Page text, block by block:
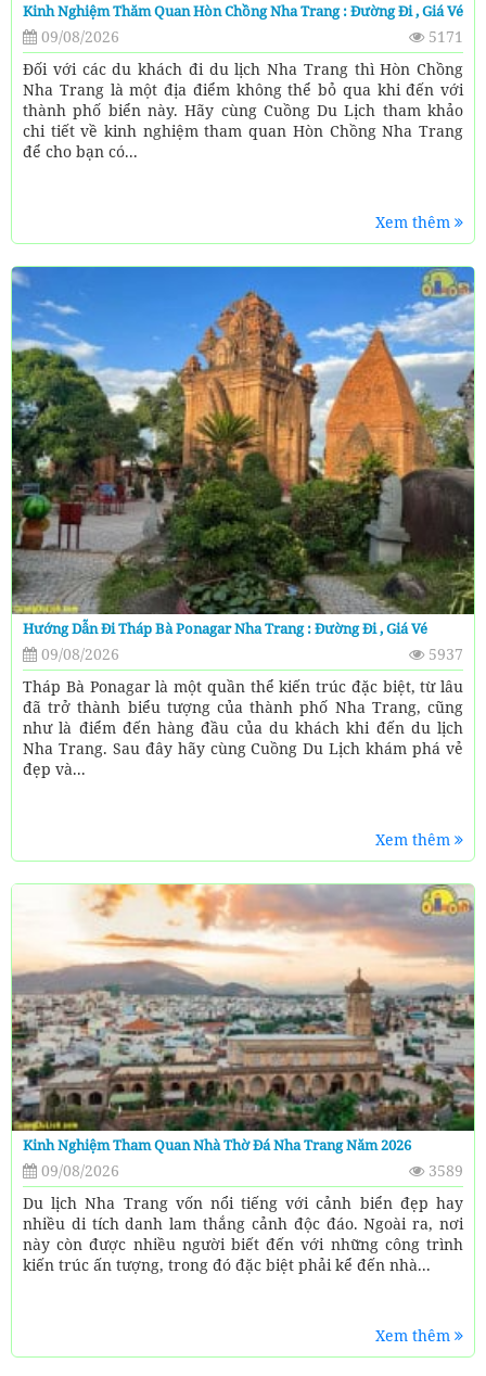
Kinh Nghiệm Thăm Quan Hòn Chồng Nha Trang : Đường Đi , Giá Vé
09/08/2026
5171
Đối với các du khách đi du lịch Nha Trang thì Hòn Chồng
Nha Trang là một địa điểm không thể bỏ qua khi đến với
thành phố biển này. Hãy cùng Cuồng Du Lịch tham khảo
chi tiết về kinh nghiệm tham quan Hòn Chồng Nha Trang
để cho bạn có...
Xem thêm
Hướng Dẫn Đi Tháp Bà Ponagar Nha Trang : Đường Đi , Giá Vé
09/08/2026
5937
Tháp Bà Ponagar là một quần thể kiến trúc đặc biệt, từ lâu
đã trở thành biểu tượng của thành phố Nha Trang, cũng
như là điểm đến hàng đầu của du khách khi đến du lịch
Nha Trang. Sau đây hãy cùng Cuồng Du Lịch khám phá vẻ
đẹp và...
Xem thêm
Kinh Nghiệm Tham Quan Nhà Thờ Đá Nha Trang Năm 2026
09/08/2026
3589
Du lịch Nha Trang vốn nổi tiếng với cảnh biển đẹp hay
nhiều di tích danh lam thắng cảnh độc đáo. Ngoài ra, nơi
này còn được nhiều người biết đến với những công trình
kiến trúc ấn tượng, trong đó đặc biệt phải kể đến nhà...
Xem thêm